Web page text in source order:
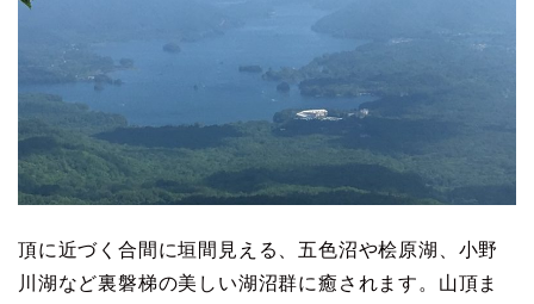
頂に近づく合間に垣間見える、五色沼や桧原湖、小野
川湖など裏磐梯の美しい湖沼群に癒されます。山頂ま